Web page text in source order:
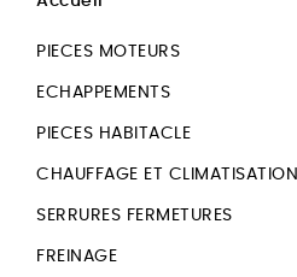
PIECES MOTEURS
ECHAPPEMENTS
PIECES HABITACLE
CHAUFFAGE ET CLIMATISATION
SERRURES FERMETURES
FREINAGE